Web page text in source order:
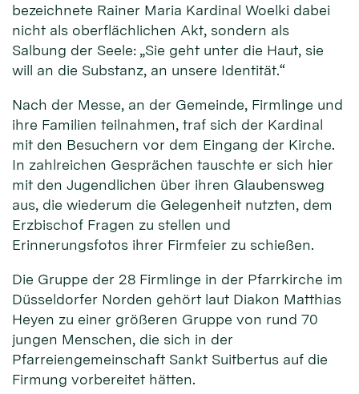
bezeichnete Rainer Maria Kardinal Woelki dabei
nicht als oberflächlichen Akt, sondern als
Salbung der Seele: „Sie geht unter die Haut, sie
will an die Substanz, an unsere Identität.“
Nach der Messe, an der Gemeinde, Firmlinge und
ihre Familien teilnahmen, traf sich der Kardinal
mit den Besuchern vor dem Eingang der Kirche.
In zahlreichen Gesprächen tauschte er sich hier
mit den Jugendlichen über ihren Glaubensweg
aus, die wiederum die Gelegenheit nutzten, dem
Erzbischof Fragen zu stellen und
Erinnerungsfotos ihrer Firmfeier zu schießen.
Die Gruppe der 28 Firmlinge in der Pfarrkirche im
Düsseldorfer Norden gehört laut Diakon Matthias
Heyen zu einer größeren Gruppe von rund 70
jungen Menschen, die sich in der
Pfarreiengemeinschaft Sankt Suitbertus auf die
Firmung vorbereitet hätten.